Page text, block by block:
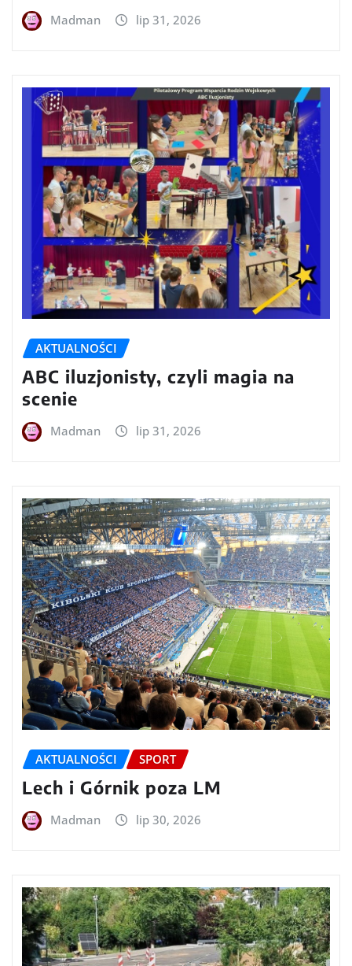
Madman lip 31, 2026
AKTUALNOŚCI
ABC iluzjonisty, czyli magia na
scenie
Madman lip 31, 2026
AKTUALNOŚCI SPORT
Lech i Górnik poza LM
Madman lip 30, 2026